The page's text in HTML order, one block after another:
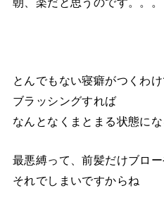
とんでもない寝癖がつくわ
ブラッシングすれば
なんとなくまとまる状態に
最悪縛って、前髪だけブロ
それでしまいですからね